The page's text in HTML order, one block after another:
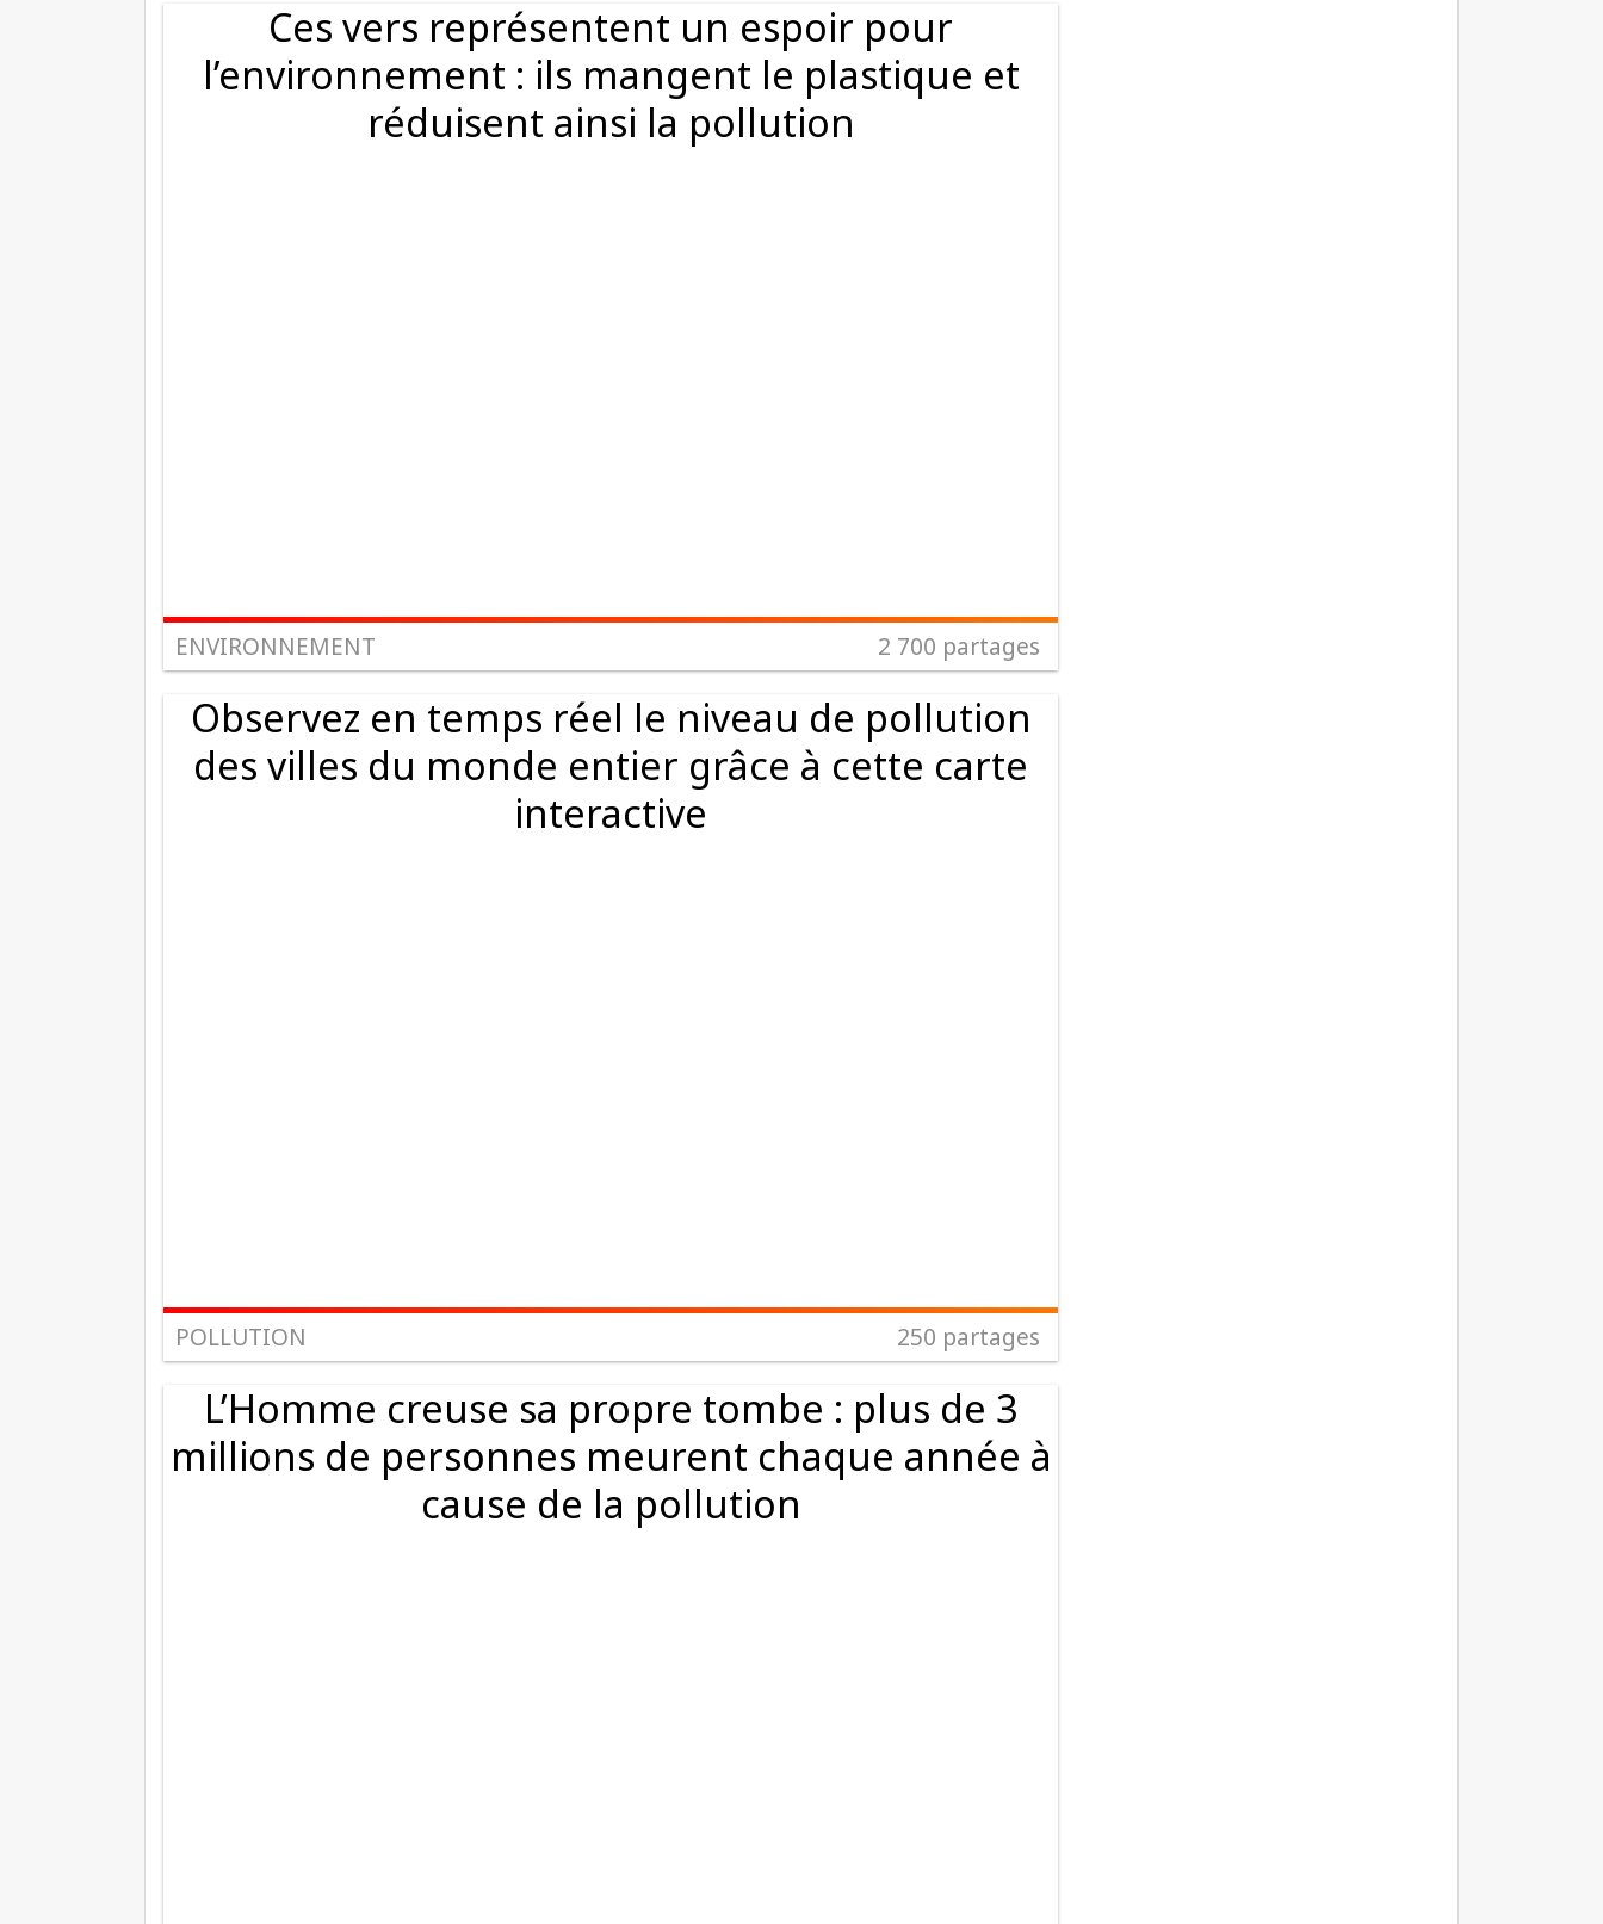
Ces vers représentent un espoir pour
l’environnement : ils mangent le plastique et
réduisent ainsi la pollution
ENVIRONNEMENT 2 700 partages
Observez en temps réel le niveau de pollution
des villes du monde entier grâce à cette carte
interactive
POLLUTION 250 partages
L’Homme creuse sa propre tombe : plus de 3
millions de personnes meurent chaque année à
cause de la pollution